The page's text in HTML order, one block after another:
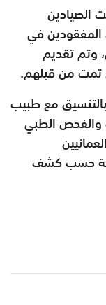
الصيادين
المفقودين في
وتم تقديم
تمت من قبلهم.
مع طبيب
والفحص الطبي
حسب كشف